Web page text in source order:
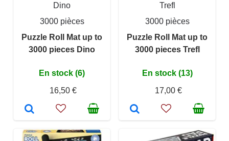
Dino
3000 pièces
Puzzle Roll Mat up to
3000 pieces Dino
En stock (6)
16,50 €
Trefl
3000 pièces
Puzzle Roll Mat up to
3000 pieces Trefl
En stock (13)
17,00 €